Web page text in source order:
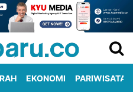
EKONOMI PARIWISATA